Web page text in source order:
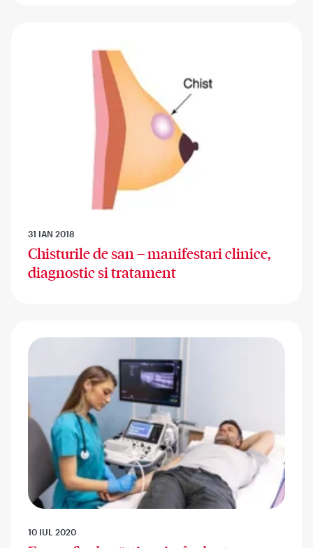
31 IAN 2018
Chisturile de san – manifestari clinice,
diagnostic si tratament
10 IUL 2020